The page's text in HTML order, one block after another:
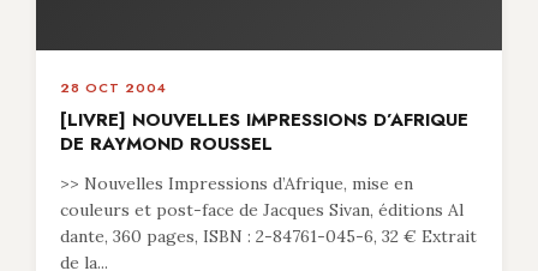
28 OCT 2004
[LIVRE] NOUVELLES IMPRESSIONS D’AFRIQUE
DE RAYMOND ROUSSEL
>> Nouvelles Impressions d’Afrique, mise en
couleurs et post-face de Jacques Sivan, éditions Al
dante, 360 pages, ISBN : 2-84761-045-6, 32 € Extrait
de la...